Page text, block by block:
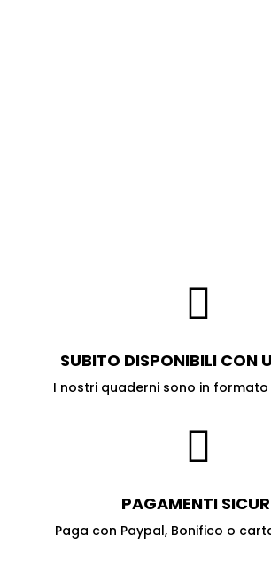

SUBITO DISPONIBILI CON
I nostri quaderni sono in

PAGAMENTI
Paga con Paypal, Bonifico o